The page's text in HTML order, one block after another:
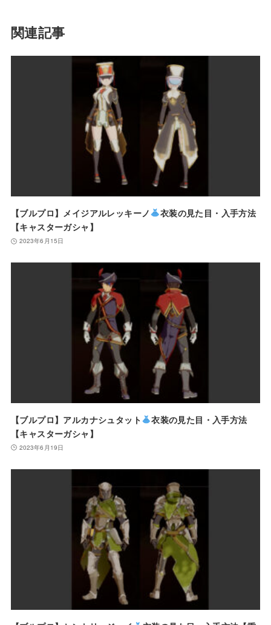
関連記事
【ブルプロ】メイジアルレッキーノ
衣装の見た目・入手方法
【キャスターガシャ】
2023年6月15日
【ブルプロ】アルカナシュタット
衣装の見た目・入手方法
【キャスターガシャ】
2023年6月19日